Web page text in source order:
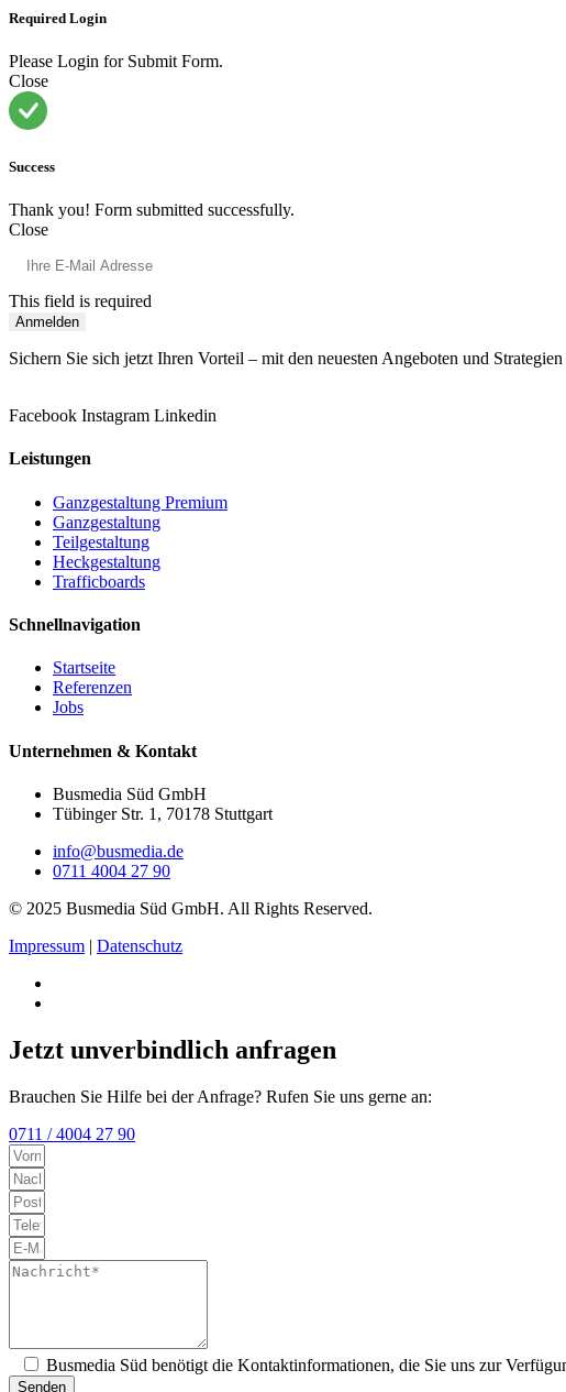
Required Login
Please Login for Submit Form.
Close
Success
Thank you! Form submitted successfully.
Close
This field is required
Anmelden
Sichern Sie sich jetzt Ihren Vorteil – mit den neuesten Angeboten und
Facebook Instagram Linkedin
Leistungen
Ganzgestaltung Premium
Ganzgestaltung
Teilgestaltung
Heckgestaltung
Trafficboards
Schnellnavigation
Startseite
Referenzen
Jobs
Unternehmen & Kontakt
Busmedia Süd GmbH
Tübinger Str. 1, 70178 Stuttgart
info@busmedia.de
0711 4004 27 90
© 2025 Busmedia Süd GmbH. All Rights Reserved.
Impressum | Datenschutz
Jetzt unverbindlich anfragen
Brauchen Sie Hilfe bei der Anfrage? Rufen Sie uns gerne an:
0711 / 4004 27 90
Busmedia Süd benötigt die Kontaktinformationen, die Sie uns zur
Senden